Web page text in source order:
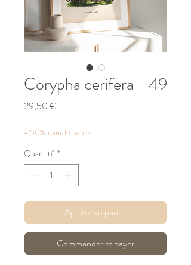
Corypha cerifera - 49
29,50 €
- 50% dans le panier
Quantité *
Ajouter au panier
Commander et payer